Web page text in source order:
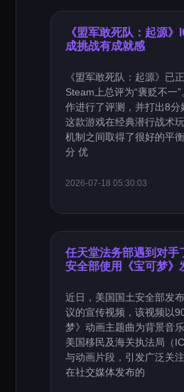
《盟军敢死队：起源
成挑战有成就感
《盟军敢死队：起源》已
Steam上总评为“褒贬不一
作进行了评测，并打出8分
这款游戏在经典潜行战术
机制之间取得了很好的平
分 优
2026-07-18 05:30:03
任天堂法务部遇到对手
安全部使用《宝可梦》
近日，美国国土安全部发
议的宣传视频，该视频以
梦》动画主题曲为背景音
美国移民及海关执法局（
与动画片段，引发广泛关
在社交媒体发布的